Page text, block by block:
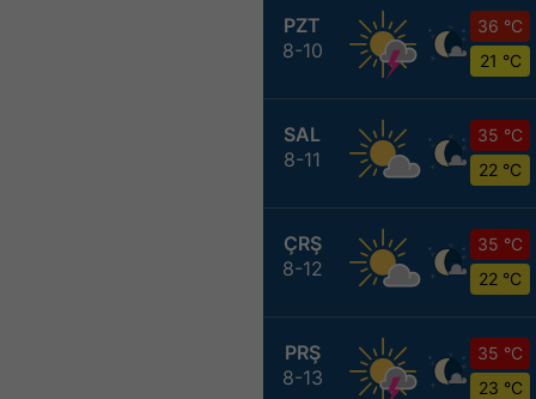
PZT
8-10
36 °C
21 °C
SAL
8-11
35 °C
22 °C
ÇRŞ
8-12
35 °C
22 °C
PRŞ
8-13
35 °C
23 °C